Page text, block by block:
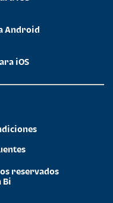
Android
iOS
reservados
Bi